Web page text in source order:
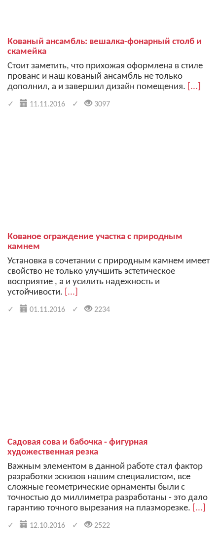
Кованый ансамбль: вешалка-фонарный столб и
скамейка
Стоит заметить, что прихожая оформлена в стиле
прованс и наш кованый ансамбль не только
дополнил, а и завершил дизайн помещения.
[...]
11.11.2016 3097
Кованое ограждение участка с природным
камнем
Установка в сочетании с природным камнем имеет
свойство не только улучшить эстетическое
восприятие , а и усилить надежность и
устойчивости.
[...]
01.11.2016 2234
Садовая сова и бабочка - фигурная
художественная резка
Важным элементом в данной работе стал фактор
разработки эскизов нашим специалистом, все
сложные геометрические орнаменты были с
точностью до миллиметра разработаны - это дало
гарантию точного вырезания на плазморезке.
[...]
12.10.2016 2522